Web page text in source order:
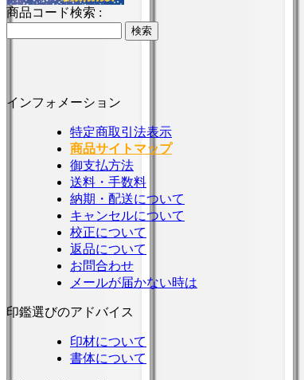
商品コード検索 :
インフォメーション
特定商取引法表示
商品サイトマップ
御支払方法
送料・手数料
納期・配送について
キャンセルについて
校正について
返品について
お問合わせ
メールが届かない時は
印鑑選びのアドバイス
印材について
書体について